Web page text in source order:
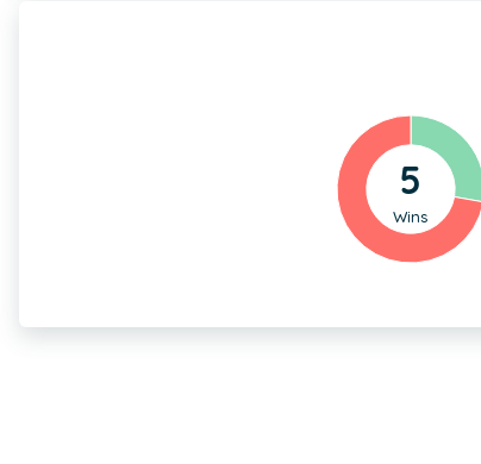
5
Wins